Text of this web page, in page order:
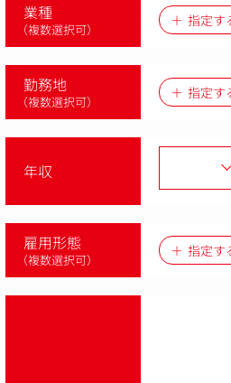
業種
（複数選択可）
指定す
勤務地
（複数選択可）
指定す
年収
雇用形態
（複数選択可）
指定す